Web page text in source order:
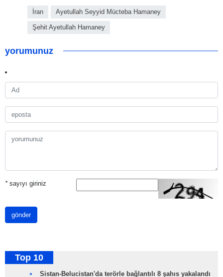
İran Ayetullah Seyyid Mücteba Hamaney
Şehit Ayetullah Hamaney
yorumunuz
*sayıyı giriniz
gönder
Top 10
Sistan-Belucistan'da terörle bağlantılı 8 şahıs yakalandı